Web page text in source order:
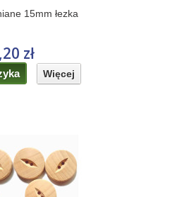
15mm łezka
zł
Więcej